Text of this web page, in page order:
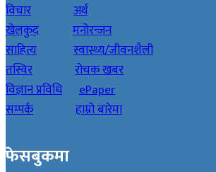
विचार
अर्थ
खेलकुद
मनोरन्जन
साहित्य
स्वास्थ्य/जीवनशैली
तस्विर
रोचक खबर
विज्ञान प्रविधि
ePaper
सम्पर्क
हाम्रो बारेमा
फेसबुकमा